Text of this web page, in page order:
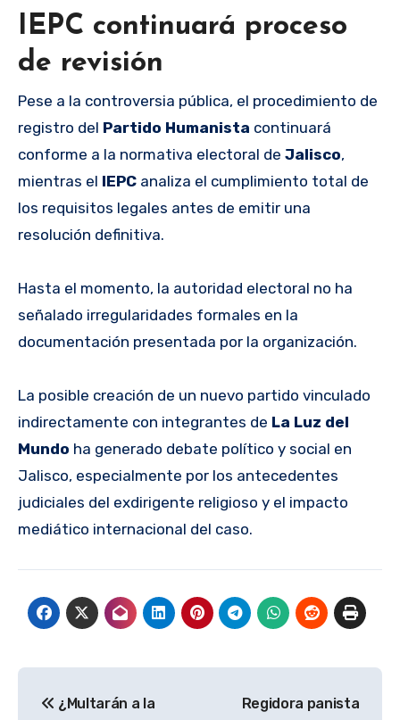
IEPC continuará proceso
de revisión
Pese a la controversia pública, el procedimiento de
registro del Partido Humanista continuará
conforme a la normativa electoral de Jalisco,
mientras el IEPC analiza el cumplimiento total de
los requisitos legales antes de emitir una
resolución definitiva.
Hasta el momento, la autoridad electoral no ha
señalado irregularidades formales en la
documentación presentada por la organización.
La posible creación de un nuevo partido vinculado
indirectamente con integrantes de La Luz del
Mundo ha generado debate político y social en
Jalisco, especialmente por los antecedentes
judiciales del exdirigente religioso y el impacto
mediático internacional del caso.
¿Multarán a la Regidora panista